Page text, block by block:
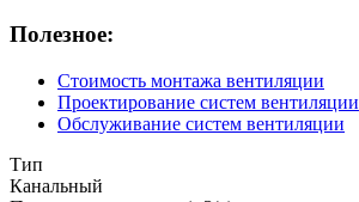
Полезное:
Стоимость монтажа вентиляции
Проектирование систем вентиляции
Обслуживание систем вентиляции
Тип
Канальный